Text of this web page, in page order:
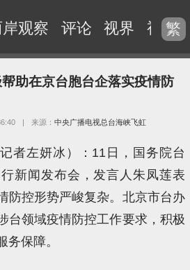
观察 评论 视界 视频
繁
助在京台胞台企落实疫情防
| 来源：中央广播电视总台海峡飞虹
者左妍冰）：11日，国务院台
新闻发布会，发言人朱凤莲表
防控形势严峻复杂。北京市台办
台领域疫情防控工作要求，积极
务保障。